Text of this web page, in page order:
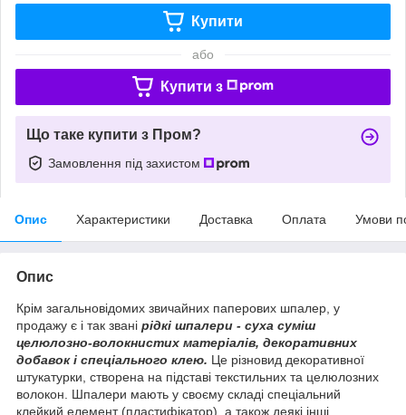
Купити
або
Купити з
Що таке купити з Пром?
Замовлення під захистом
Опис Характеристики Доставка Оплата Умови
Опис
Крім загальновідомих звичайних паперових шпалер, у
продажу є і так звані рідкі шпалери - суха суміш
целюлозно-волокнистих матеріалів, декоративних
добавок і спеціального клею. Це різновид декоративної
штукатурки, створена на підставі текстильних та целюлозних
волокон. Шпалери мають у своєму складі спеціальний
клейкий елемент (пластифікатор), а також деякі інші